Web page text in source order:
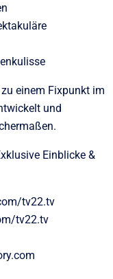
einem Fixpunkt im
und
Einblicke &
tv22.tv
tv22.tv